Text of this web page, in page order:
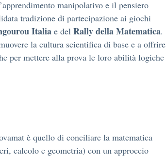
manipolativo e il pensiero
tradizione di partecipazione ai giochi
Italia e del Rally della Matematica.
la cultura scientifica di base e a offrire
per mettere alla prova le loro abilità logiche
è quello di conciliare la matematica
calcolo e geometria) con un approccio